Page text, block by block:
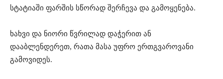
სტატიაში ფარშის სწორად შერჩევა და გამოყენება.
ხახვი და ნიორი წვრილად დაჭერით ან
დააბლენდერეთ, რათა მასა უფრო ერთგვაროვანი
გამოვიდეს.